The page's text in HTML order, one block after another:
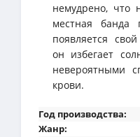
немудрено, что
местная банда
появляется
он избегает
невероятными
крови.
Год производства:
Жанр: